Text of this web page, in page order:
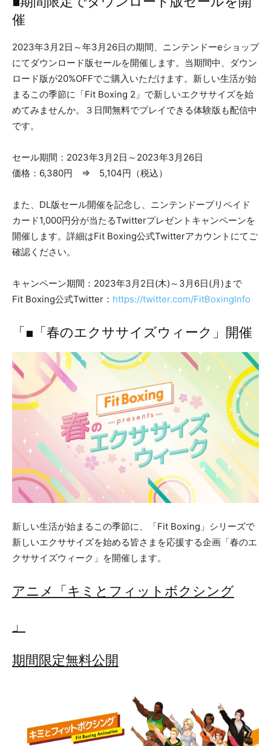
催
2023年3月2日～年3月26日の期間、ニンテンドーeショップ
にてダウンロード版セールを開催します。当期間中、ダウン
ロード版が20%OFFでご購入いただけます。新しい生活が始
まるこの季節に「Fit Boxing 2」で新しいエクササイズを始
めてみませんか。３日間無料でプレイできる体験版も配信中
です。
セール期間：2023年3月2日～2023年3月26日
価格：6,380円 ⇒ 5,104円（税込）
また、DL版セール開催を記念し、ニンテンドープリペイド
カード1,000円分が当たるTwitterプレゼントキャンペーンを
開催します。詳細はFit Boxing公式Twitterアカウントにてご
確認ください。
キャンペーン期間：2023年3月2日(木)～3月6日(月)まで
Fit Boxing公式Twitter： https://twitter.com/FitBoxingInfo
「■「春のエクササイズウィーク」開催
新しい生活が始まるこの季節に、「Fit Boxing」シリーズで
新しいエクササイズを始める皆さまを応援する企画「春のエ
クササイズウィーク」を開催します。
アニメ「キミとフィットボクシング
」
期間限定無料公開